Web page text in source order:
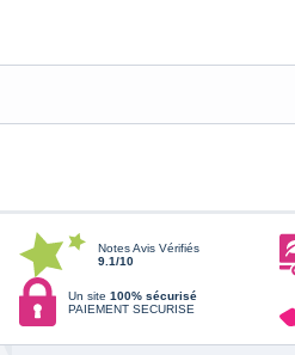
Notes Avis Vérifiés
9.1/10
Un site 100% sécurisé
PAIEMENT SECURISE